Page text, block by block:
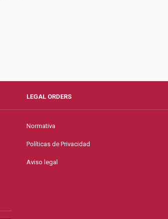
LEGAL ORDERS
Normativa
Políticas de Privacidad
Aviso legal